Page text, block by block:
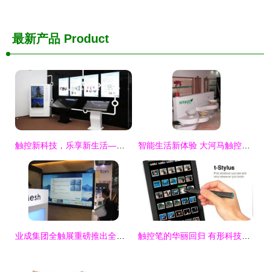
最新产品 Product